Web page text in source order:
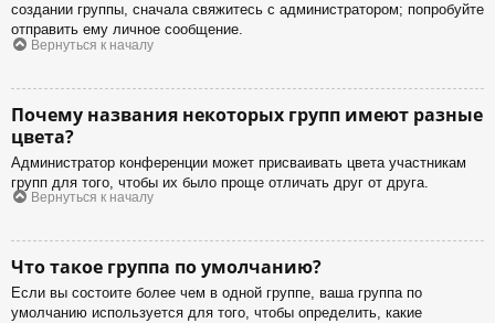
создании группы, сначала свяжитесь с администратором; попробуйте
отправить ему личное сообщение.
Вернуться к началу
Почему названия некоторых групп имеют разные
цвета?
Администратор конференции может присваивать цвета участникам
групп для того, чтобы их было проще отличать друг от друга.
Вернуться к началу
Что такое группа по умолчанию?
Если вы состоите более чем в одной группе, ваша группа по
умолчанию используется для того, чтобы определить, какие